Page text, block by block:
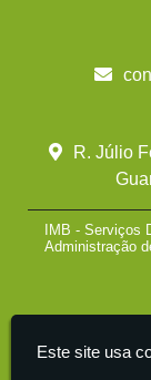
R. Júlio
IMB - Serviços
Administração
Este site usa